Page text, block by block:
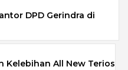
DPD Gerindra di
Kelebihan All New Terios